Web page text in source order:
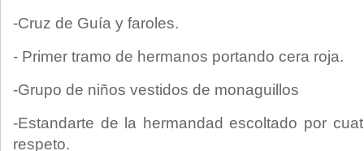
-Cruz de Guía y faroles.
- Primer tramo de hermanos portando cera roja.
-Grupo de niños vestidos de monaguillos
-Estandarte de la hermandad escoltado por
respeto.